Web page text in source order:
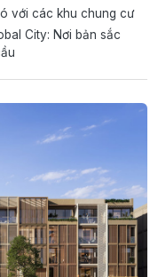
với các khu chung cư
City: Nơi bản sắc